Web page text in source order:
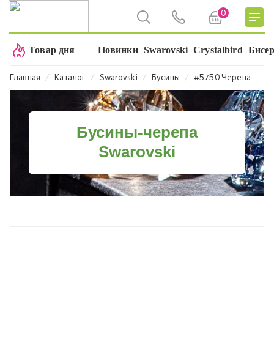
0
Товар дня Новинки Swarovski Crystalbird
Главная ⁄ Каталог ⁄ Swarovski ⁄ Бусины ⁄ #5750 Черепа
Бусины-черепа
Swarovski